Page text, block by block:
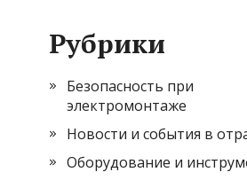
Рубрики
Безопасность при
электромонтаже
Новости и события в
Оборудование и